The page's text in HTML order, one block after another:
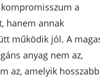
a
hanem annak
működik jól. A
anyag nem az,
az, amelyik hosszabb